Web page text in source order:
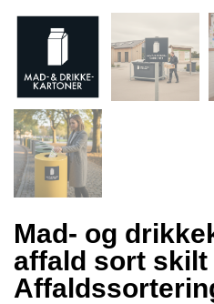
Mad- og
affald sort skilt